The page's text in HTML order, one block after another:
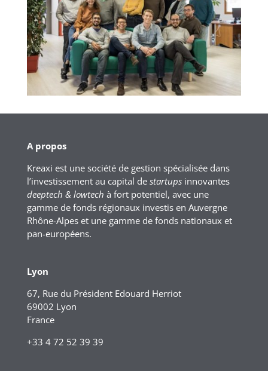
A propos
Kreaxi est une société de gestion spécialisée dans
l’investissement au capital de startupsinnovantes
deeptech & lowtech à fort potentiel, avec une
gamme de fonds régionaux investis en Auvergne
Rhône-Alpes et une gamme de fonds nationaux et
pan-européens.
Lyon
67, Rue du Président Edouard Herriot
69002 Lyon
France
+33 4 72 52 39 39